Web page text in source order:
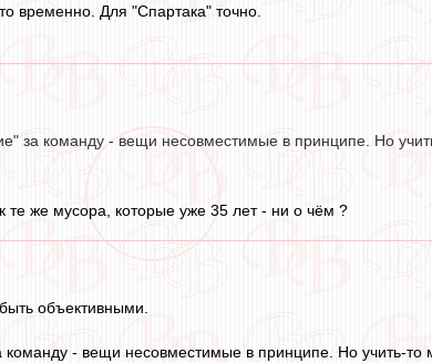
временно. Для "Спартака" точно.
за команду - вещи несовместимые в принципе. Но
те же мусора, которые уже 35 лет - ни о чём ?
объективными.
команду - вещи несовместимые в принципе. Но учить-то